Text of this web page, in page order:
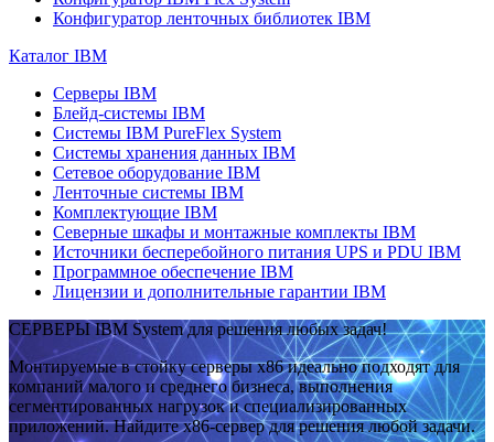
Конфигуратор ленточных библиотек IBM
Каталог IBM
Серверы IBM
Блейд-системы IBM
Системы IBM PureFlex System
Системы хранения данных IBM
Сетевое оборудование IBM
Ленточные системы IBM
Комплектующие IBM
Северные шкафы и монтажные комплекты IBM
Источники бесперебойного питания UPS и PDU IBM
Программное обеспечение IBM
Лицензии и дополнительные гарантии IBM
СЕРВЕРЫ IBM System для решения любых задач!
Монтируемые в стойку серверы x86 идеально подходят для
компаний малого и среднего бизнеса, выполнения
сегментированных нагрузок и специализированных
приложений. Найдите x86-сервер для решения любой задачи.